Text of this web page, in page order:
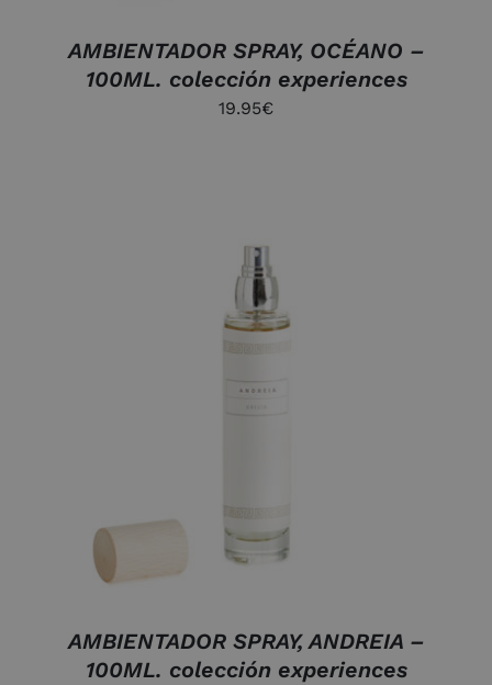
AMBIENTADOR SPRAY, OCÉANO –
100ML. colección experiences
19.95€
AÑADIR AL CARRITO
AMBIENTADOR SPRAY, ANDREIA –
100ML. colección experiences